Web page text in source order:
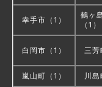
幸手市（1）
鶴ヶ
（1）
白岡市（1） 三芳
嵐山町（1） 川島